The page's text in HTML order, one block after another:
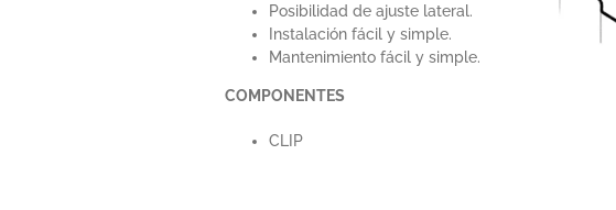
Posibilidad de ajuste lateral.
Instalación fácil y simple.
Mantenimiento fácil y simple.
COMPONENTES
CLIP